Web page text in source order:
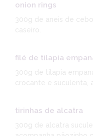
onion rings
300g de aneis de
caseiro.
filé de tilapia
crocante e suculenta,
tirinhas de alcatra
300g de alcatra